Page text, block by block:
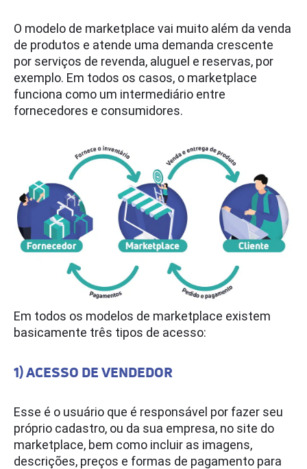
O modelo de marketplace vai muito além da venda
de produtos e atende uma demanda crescente
por serviços de revenda, aluguel e reservas, por
exemplo. Em todos os casos, o marketplace
funciona como um intermediário entre
fornecedores e consumidores.
Em todos os modelos de marketplace existem
basicamente três tipos de acesso:
1) ACESSO DE VENDEDOR
Esse é o usuário que é responsável por fazer seu
próprio cadastro, ou da sua empresa, no site do
marketplace, bem como incluir as imagens,
descrições, preços e formas de pagamento para